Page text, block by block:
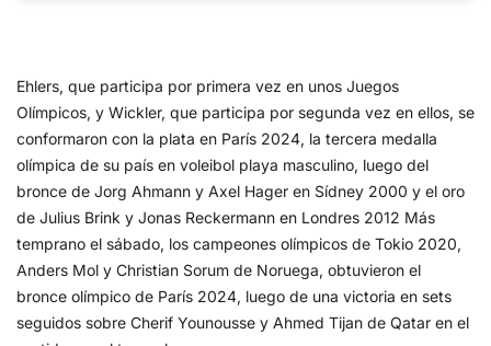
Ehlers, que participa por primera vez en unos Juegos
Olímpicos, y Wickler, que participa por segunda vez en ellos, se
conformaron con la plata en París 2024, la tercera medalla
olímpica de su país en voleibol playa masculino, luego del
bronce de Jorg Ahmann y Axel Hager en Sídney 2000 y el oro
de Julius Brink y Jonas Reckermann en Londres 2012 Más
temprano el sábado, los campeones olímpicos de Tokio 2020,
Anders Mol y Christian Sorum de Noruega, obtuvieron el
bronce olímpico de París 2024, luego de una victoria en sets
seguidos sobre Cherif Younousse y Ahmed Tijan de Qatar en el